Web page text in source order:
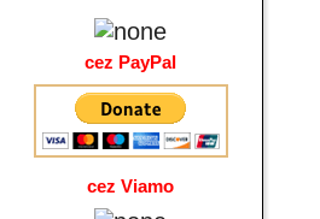
cez PayPal
cez Viamo